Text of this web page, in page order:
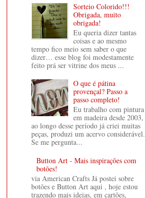
Sorteio Colorido!!!
Obrigada, muito
obrigada!
Eu queria dizer tantas
coisas e ao mesmo
tempo fico meio sem saber o que
dizer… esse blog foi modestamente
feito prá ser vitrine dos meus ...
O que é pátina
provençal? Passo a
passo completo!
Eu trabalho com pintura
em madeira desde 2003,
ao longo desse período já criei muitas
peças, produzi um acervo considerável.
Se me pergunta...
Button Art - Mais inspirações com
botões!
via American Crafts Já postei sobre
botões e Button Art aqui , hoje estou
trazendo mais ideias, em cartões,